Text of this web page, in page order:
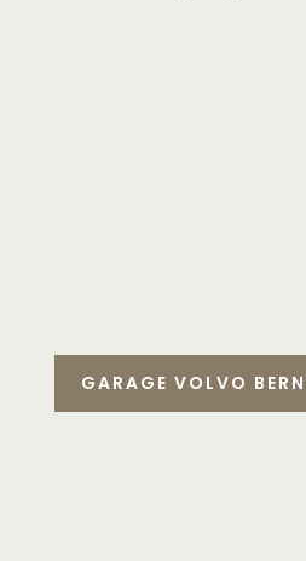
GARAGE VOLVO BERN